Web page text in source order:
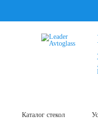
Каталог стекол